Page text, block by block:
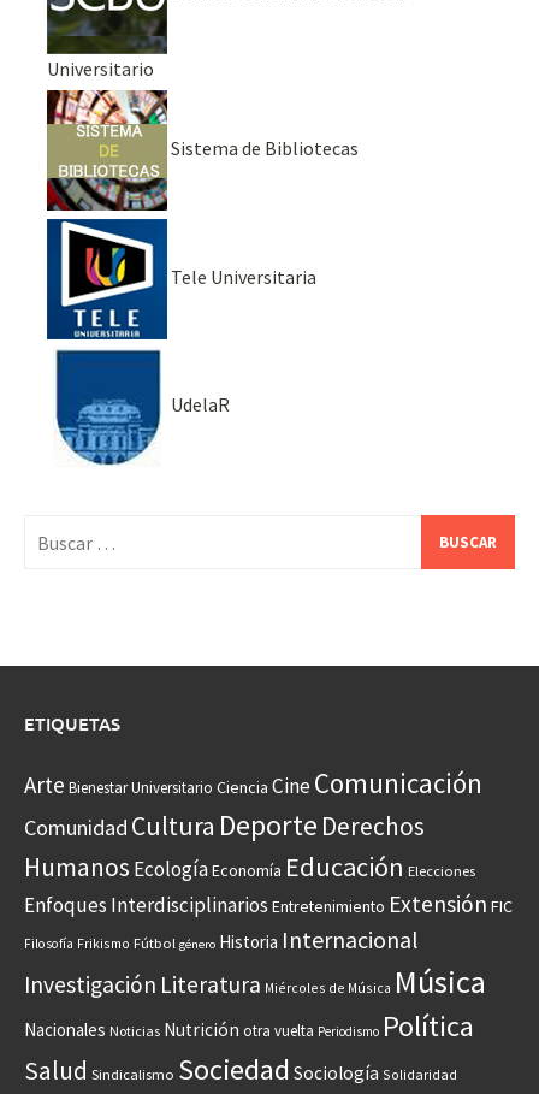
Universitario
Sistema de Bibliotecas
Tele Universitaria
UdelaR
ETIQUETAS
Arte Bienestar Universitario Ciencia CineComunicación
Comunidad Cultura Deporte Derechos
Humanos EcologíaEconomía Educación Elecciones
Enfoques Interdisciplinarios Entretenimiento Extensión FIC
Filosofía Frikismo Fútbol género Historia Internacional
Investigación Literatura Miércoles de Música Música
Nacionales Noticias Nutrición otra vuelta Periodismo Política
Salud Sindicalismo Sociedad Sociología Solidaridad